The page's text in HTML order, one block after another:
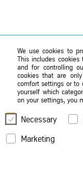
We use cookies to
This includes
and for controlling
cookies that are
comfort settings or to
yourself which
on your settings, you
Necessary
Marketing